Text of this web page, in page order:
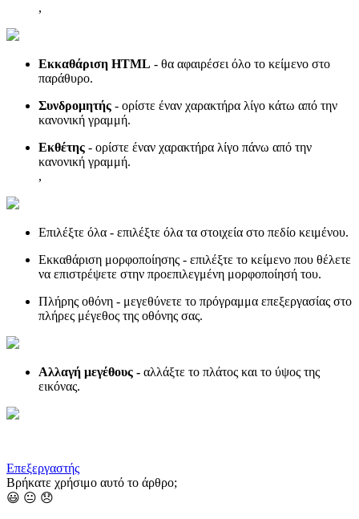
,
Εκκαθάριση HTML - θα αφαιρέσει όλο το κείμενο στο
παράθυρο.
Συνδρομητής - ορίστε έναν χαρακτήρα λίγο κάτω από την
κανονική γραμμή.
Εκθέτης - ορίστε έναν χαρακτήρα λίγο πάνω από την
κανονική γραμμή.
,
Επιλέξτε όλα - επιλέξτε όλα τα στοιχεία στο πεδίο κειμένου.
Εκκαθάριση μορφοποίησης - επιλέξτε το κείμενο που θέλετε
να επιστρέψετε στην προεπιλεγμένη μορφοποίησή του.
Πλήρης οθόνη - μεγεθύνετε το πρόγραμμα επεξεργασίας στο
πλήρες μέγεθος της οθόνης σας.
Αλλαγή μεγέθους - αλλάξτε το πλάτος και το ύψος της
εικόνας.
Επεξεργαστής
Βρήκατε χρήσιμο αυτό το άρθρο;
😃 😐 😞